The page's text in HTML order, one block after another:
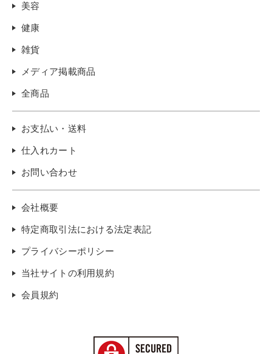
美容
健康
雑貨
メディア掲載商品
全商品
お支払い・送料
仕入れカート
お問い合わせ
会社概要
特定商取引法における法定表記
プライバシーポリシー
当社サイトの利用規約
会員規約